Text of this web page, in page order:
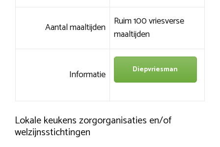
Aantal maaltijden Ruim 100 vriesverse
maaltijden
Informatie Diepvriesman
Lokale keukens zorgorganisaties en/of
welzijnsstichtingen